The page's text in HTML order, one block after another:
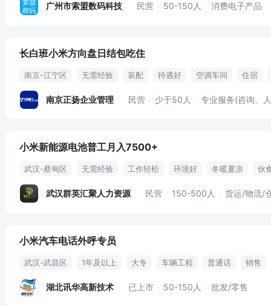
广州市索盟数码科技 民营 50-150人 消费电子产品
长白班小米方向盘日结包吃住
南京-江宁区 无需经验 装配 待遇好 空调车间 住宿
南京正扬企业管理 民营 少于50人 专业服务(咨询、
小米新能源电池普工月入7500+
武汉-蔡甸区 无需经验 工作轻松 环境好 冬暖夏凉
伙
常年稳定
武汉群英汇聚人力资源 民营 150-500人 货运/物流/
小米汽车电话外呼专员
武汉-武昌区 1年及以上 大专 车辆工程 普通话
销售
快消品行业
湖北讯华高新技术 已上市 50-150人 批发/零售